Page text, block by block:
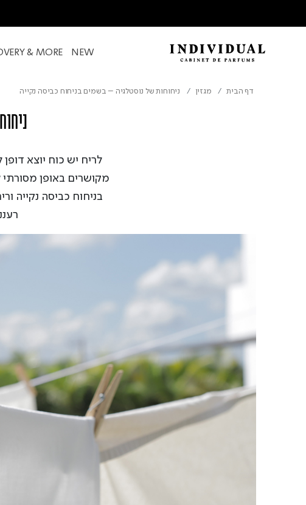
NEW
& MORE
דף הבית מגזין ניחוחות של נוסטלגיה – בשמים בניחוח כביסה נקייה
לריח יש כוח יוצא
מקושרים באופן
בניחוח כביסה נקייה